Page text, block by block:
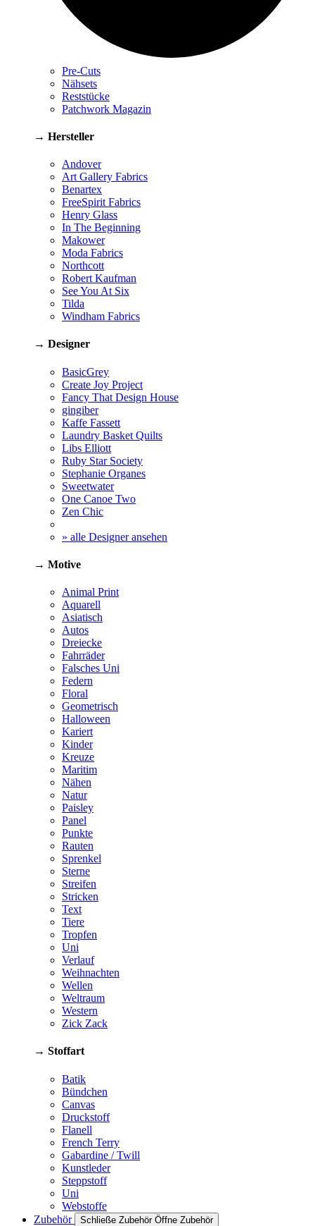
Pre-Cuts
Nähsets
Reststücke
Patchwork Magazin
→ Hersteller
Andover
Art Gallery Fabrics
Benartex
FreeSpirit Fabrics
Henry Glass
In The Beginning
Makower
Moda Fabrics
Northcott
Robert Kaufman
See You At Six
Tilda
Windham Fabrics
→ Designer
BasicGrey
Create Joy Project
Fancy That Design House
gingiber
Kaffe Fassett
Laundry Basket Quilts
Libs Elliott
Ruby Star Society
Stephanie Organes
Sweetwater
One Canoe Two
Zen Chic
» alle Designer ansehen
→ Motive
Animal Print
Aquarell
Asiatisch
Autos
Dreiecke
Fahrräder
Falsches Uni
Federn
Floral
Geometrisch
Halloween
Kariert
Kinder
Kreuze
Maritim
Nähen
Natur
Paisley
Panel
Punkte
Rauten
Sprenkel
Sterne
Streifen
Stricken
Text
Tiere
Tropfen
Uni
Verlauf
Weihnachten
Wellen
Weltraum
Western
Zick Zack
→ Stoffart
Batik
Bündchen
Canvas
Druckstoff
Flanell
French Terry
Gabardine / Twill
Kunstleder
Steppstoff
Uni
Webstoffe
Zubehör
Schließe Zubehör Öffne Zubehör